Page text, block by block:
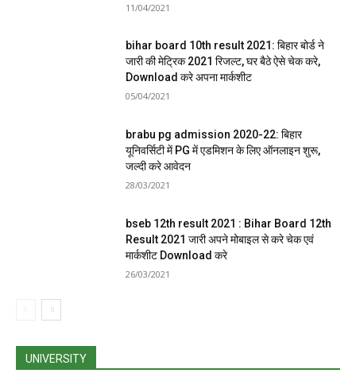
11/04/2021
bihar board 10th result 2021: बिहार बोर्ड ने
जारी की मेट्रिक 2021 रिजल्ट, घर बैठे ऐसे चेक करे,
Download करे अपना मार्कशीट
05/04/2021
brabu pg admission 2020-22: बिहार
यूनिवर्सिटी में PG में एडमिशन के लिए ऑनलाइन शुरू,
जल्दी करे आवेदन
28/03/2021
bseb 12th result 2021 : Bihar Board 12th
Result 2021 जारी अपने मोबाइल से करे चेक एवं
मार्कशीट Download करे
26/03/2021
UNIVERSITY